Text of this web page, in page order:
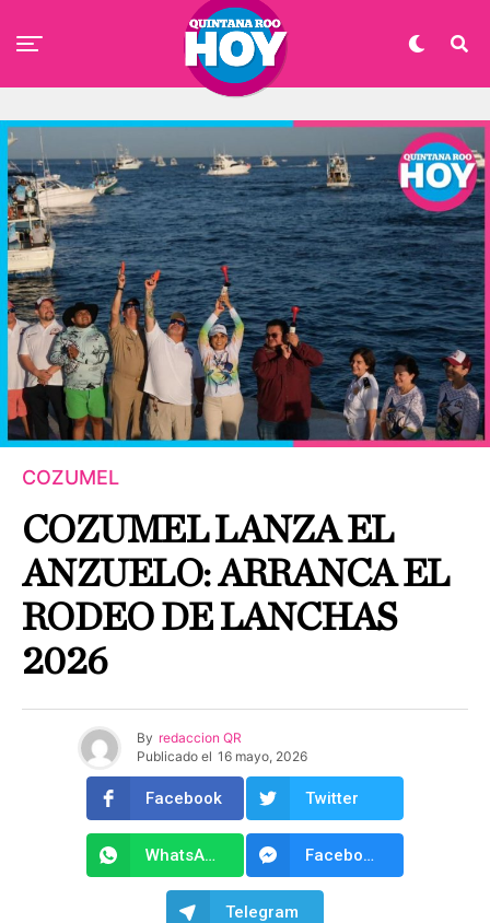
COZUMEL
COZUMEL LANZA EL
ANZUELO: ARRANCA EL
RODEO DE LANCHAS
2026
By redaccion QR
Publicado el 16 mayo, 2026
Facebook Twitter
WhatsApp Facebook Messenger
Telegram